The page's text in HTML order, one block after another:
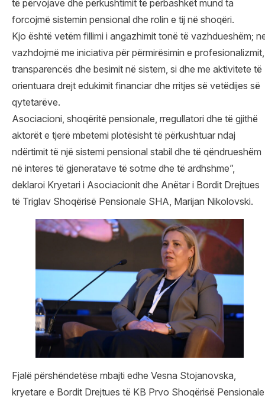
të përvojave dhe përkushtimit të përbashkët mund ta
forcojmë sistemin pensional dhe rolin e tij në shoqëri.
Kjo është vetëm fillimi i angazhimit tonë të vazhdueshëm;
vazhdojmë me iniciativa për përmirësimin e profesionalizmit,
transparencës dhe besimit në sistem, si dhe me aktivitete të
orientuara drejt edukimit financiar dhe rritjes së vetëdijes së
qytetarëve.
Asociacioni, shoqëritë pensionale, rregullatori dhe të gjithë
aktorët e tjerë mbetemi plotësisht të përkushtuar ndaj
ndërtimit të një sistemi pensional stabil dhe të qëndrueshëm
në interes të gjeneratave të sotme dhe të ardhshme”,
deklaroi Kryetari i Asociacionit dhe Anëtar i Bordit Drejtues
të Triglav Shoqërisë Pensionale SHA, Marijan Nikolovski.
Fjalë përshëndetëse mbajti edhe Vesna Stojanovska,
kryetare e Bordit Drejtues të KB Prvo Shoqërisë Pensionale